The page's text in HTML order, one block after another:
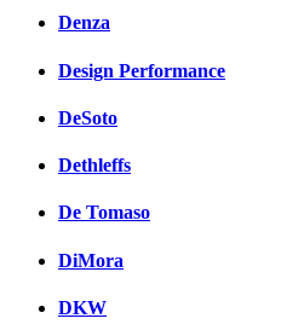
Denza
Design Performance
DeSoto
Dethleffs
De Tomaso
DiMora
DKW